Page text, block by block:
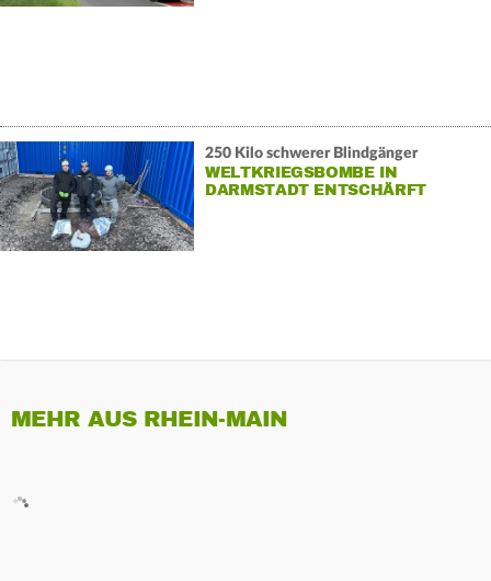
250 Kilo schwerer Blindgänger
WELTKRIEGSBOMBE IN
DARMSTADT ENTSCHÄRFT
MEHR AUS RHEIN-MAIN